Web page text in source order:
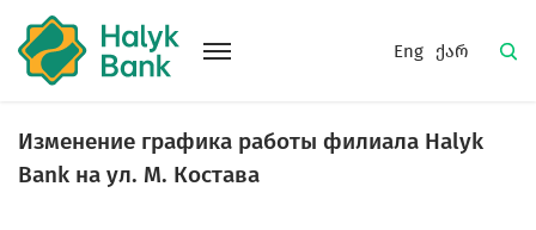
Eng ქარ
Изменение графика работы филиала Halyk
Bank на ул. M. Костава